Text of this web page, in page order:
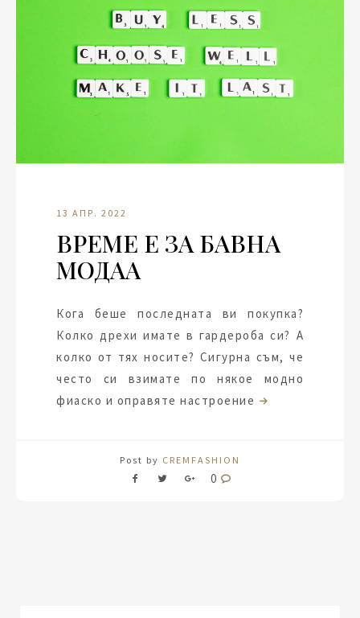
13 АПР. 2022
ВРЕМЕ Е ЗА БАВНА
МОДАА
Кога беше последната ви покупка?
Колко дрехи имате в гардероба си? А
колко от тях носите? Сигурна съм, че
често си взимате по някое модно
фиаско и оправяте настроение
Post by CREMFASHION
0